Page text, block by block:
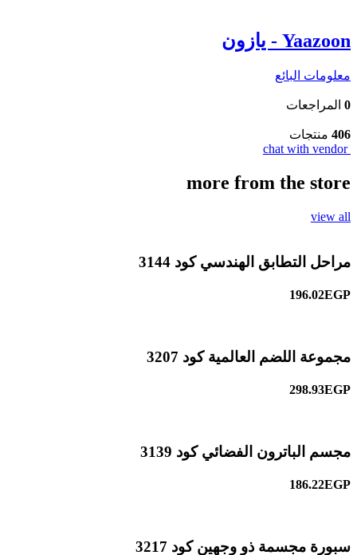
Yaazoon - يازون
معلومات البائع
0 المراجعات
406 منتجات
chat with vendor
more from the store
view all
مراحل التطابق الهندسي كود 3144
196.02EGP
مجموعة اللضم العالمية كود 3207
298.93EGP
مجسم الباترون الفضائي كود 3139
186.22EGP
سبورة مجسمة ذو وجهين كود 3217